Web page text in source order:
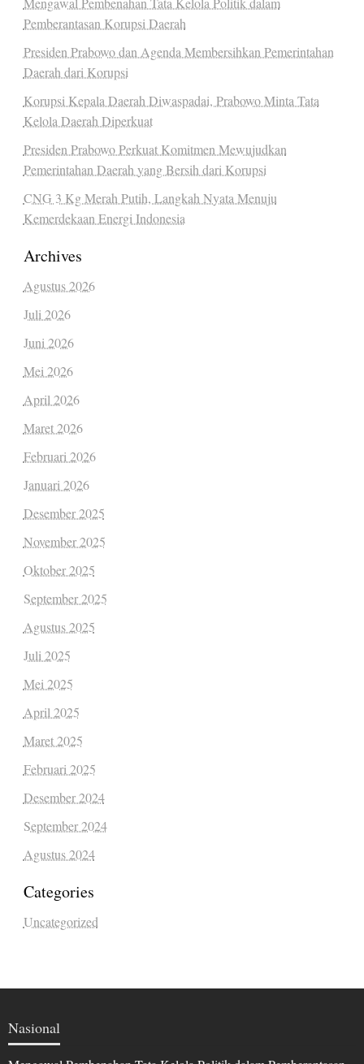
Pemberantasan Korupsi Daerah
Presiden Prabowo dan Agenda Membersihkan Pemerintahan
Daerah dari Korupsi
Korupsi Kepala Daerah Diwaspadai, Prabowo Minta Tata
Kelola Daerah Diperkuat
Presiden Prabowo Perkuat Komitmen Mewujudkan
Pemerintahan Daerah yang Bersih dari Korupsi
CNG 3 Kg Merah Putih, Langkah Nyata Menuju
Kemerdekaan Energi Indonesia
Archives
Agustus 2026
Juli 2026
Juni 2026
Mei 2026
April 2026
Maret 2026
Februari 2026
Januari 2026
Desember 2025
November 2025
Oktober 2025
September 2025
Agustus 2025
Juli 2025
Mei 2025
April 2025
Maret 2025
Februari 2025
Desember 2024
September 2024
Agustus 2024
Categories
Uncategorized
Nasional